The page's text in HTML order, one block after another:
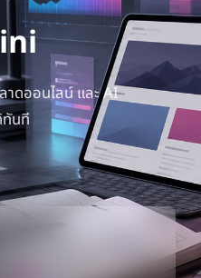
าดออนไลน์ และ AI
ทันที